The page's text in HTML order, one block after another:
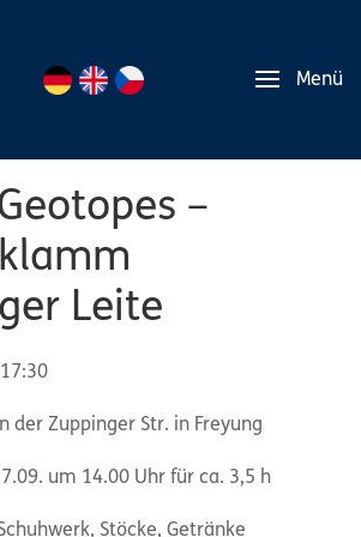
Menü
–
Leite
der Zuppinger Str. in Freyung
um 14.00 Uhr für ca. 3,5 h
Stöcke, Getränke